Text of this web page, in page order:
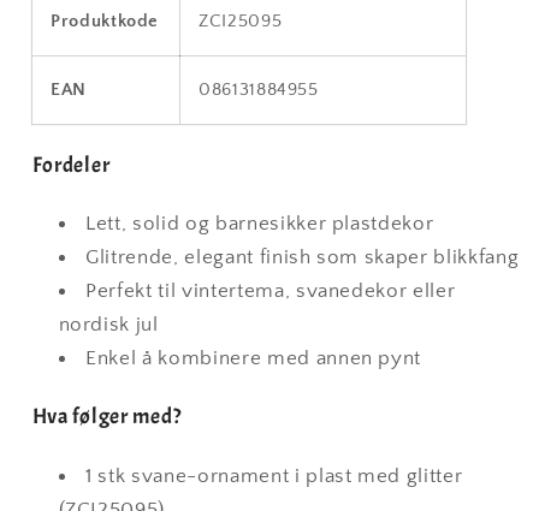
Produktkode ZCI25095
EAN 086131884955
Fordeler
Lett, solid og barnesikker plastdekor
Glitrende, elegant finish som skaper blikkfang
Perfekt til vintertema, svanedekor eller
nordisk jul
Enkel å kombinere med annen pynt
Hva følger med?
1 stk svane-ornament i plast med glitter